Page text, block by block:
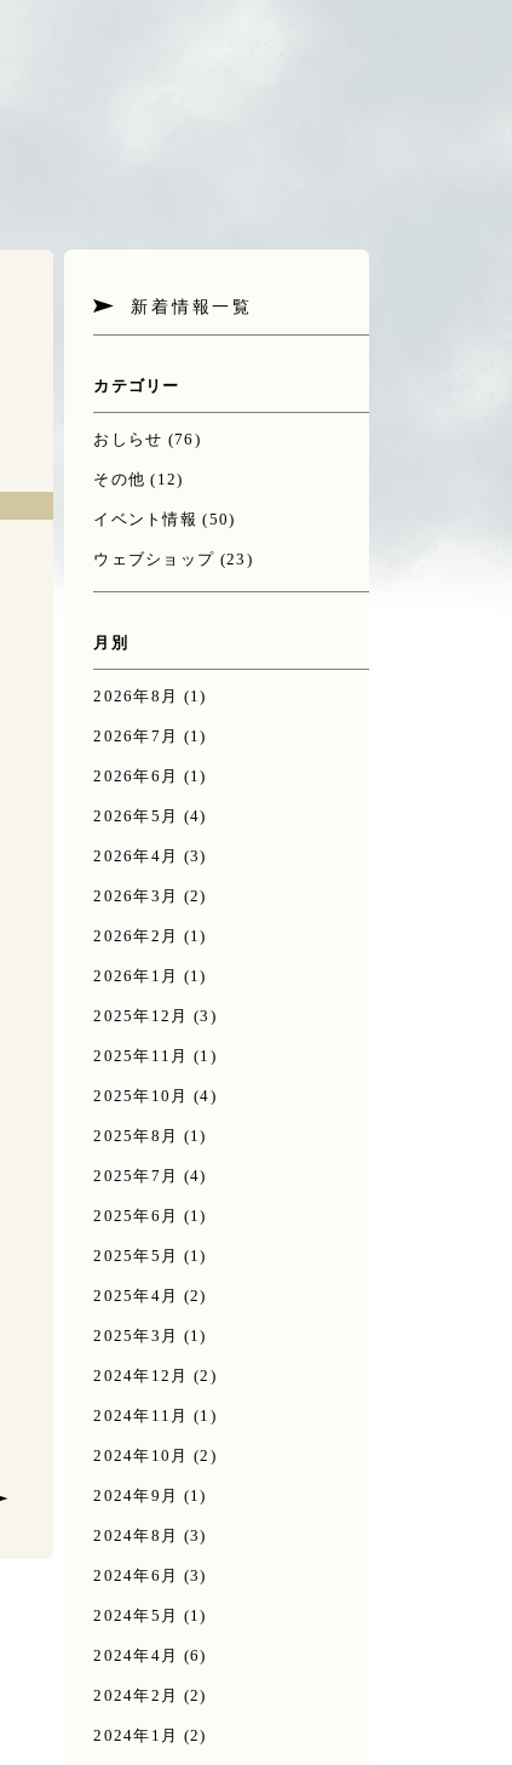
新着情報一覧
カテゴリー
おしらせ (76)
その他 (12)
イベント情報 (50)
ウェブショップ (23)
月別
2026年8月 (1)
2026年7月 (1)
2026年6月 (1)
2026年5月 (4)
2026年4月 (3)
2026年3月 (2)
2026年2月 (1)
2026年1月 (1)
2025年12月 (3)
2025年11月 (1)
2025年10月 (4)
2025年8月 (1)
2025年7月 (4)
2025年6月 (1)
2025年5月 (1)
2025年4月 (2)
2025年3月 (1)
2024年12月 (2)
2024年11月 (1)
2024年10月 (2)
2024年9月 (1)
2024年8月 (3)
2024年6月 (3)
2024年5月 (1)
2024年4月 (6)
2024年2月 (2)
2024年1月 (2)